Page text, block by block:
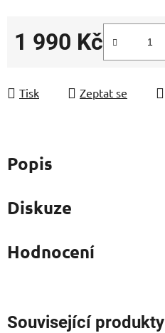
1 990 Kč
Tisk Zeptat se
Popis
Diskuze
Hodnocení
Související produkty